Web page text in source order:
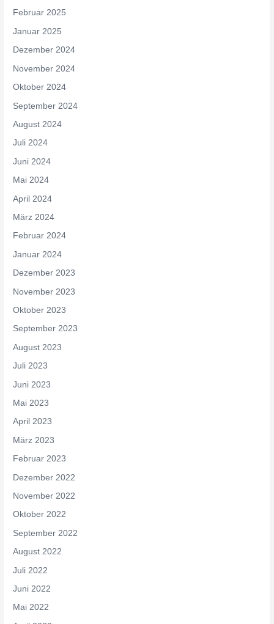
Februar 2025
Januar 2025
Dezember 2024
November 2024
Oktober 2024
September 2024
August 2024
Juli 2024
Juni 2024
Mai 2024
April 2024
März 2024
Februar 2024
Januar 2024
Dezember 2023
November 2023
Oktober 2023
September 2023
August 2023
Juli 2023
Juni 2023
Mai 2023
April 2023
März 2023
Februar 2023
Dezember 2022
November 2022
Oktober 2022
September 2022
August 2022
Juli 2022
Juni 2022
Mai 2022